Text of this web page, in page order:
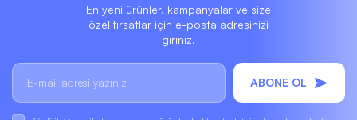
En yeni ürünler, kampanyalar ve size
özel fırsatlar için e-posta adresinizi
giriniz.
ABONE OL